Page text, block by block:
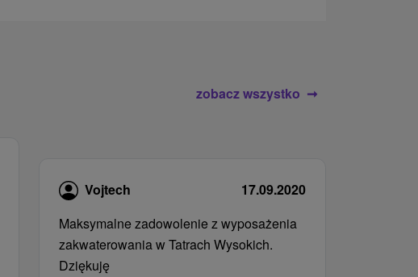
zobacz wszystko
Vojtech
17.09.2020
Maksymalne zadowolenie z wyposażenia
zakwaterowania w Tatrach Wysokich.
Dziękuję